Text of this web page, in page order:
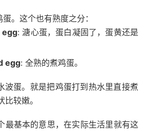
蛋。这个也有熟度之分：
: 溏心蛋，蛋白凝固了，蛋黄还是
egg: 全熟的煮鸡蛋。
波蛋。就是把鸡蛋打到热水里直接煮
较嫩。
最基本的意思，在实际生活里就有这